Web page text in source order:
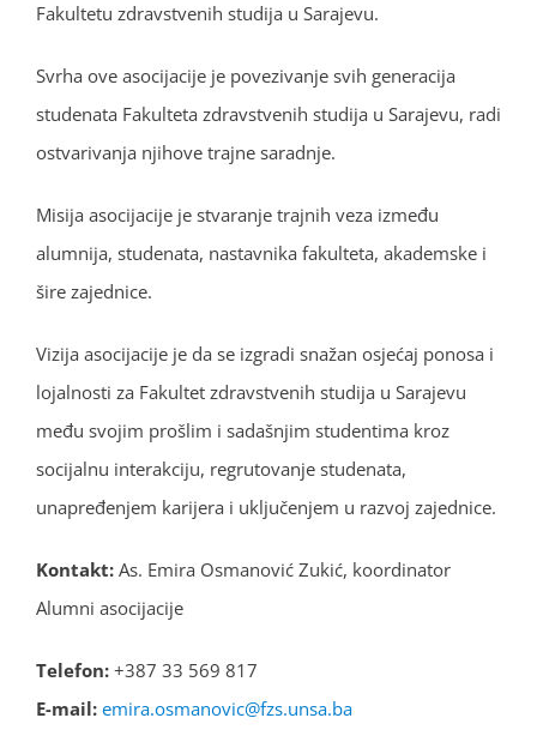
Fakultetu zdravstvenih studija u Sarajevu.
Svrha ove asocijacije je povezivanje svih generacija
studenata Fakulteta zdravstvenih studija u Sarajevu, radi
ostvarivanja njihove trajne saradnje.
Misija asocijacije je stvaranje trajnih veza između
alumnija, studenata, nastavnika fakulteta, akademske i
šire zajednice.
Vizija asocijacije je da se izgradi snažan osjećaj ponosa i
lojalnosti za Fakultet zdravstvenih studija u Sarajevu
među svojim prošlim i sadašnjim studentima kroz
socijalnu interakciju, regrutovanje studenata,
unapređenjem karijera i uključenjem u razvoj zajednice.
Kontakt:As. Emira Osmanović Zukić, koordinator
Alumni asocijacije
Telefon:+387 33 569 817
E-mail: emira.osmanovic@fzs.unsa.ba